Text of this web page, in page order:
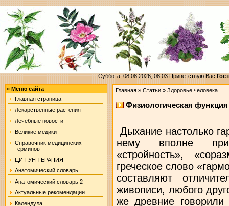
Суббота, 08.08.2026, 08:03Приветствую Вас
» Меню сайта
Главная страница
Лекарственные растения
Лечебные новости
Великие медики
Справочник медицинских
терминов
ЦИ-ГУН ТЕРАПИЯ
Анатомический словарь
Анатомический словарь 2
Актуальные рекомендации
Календула
Главная» Статьи» Здоровье человека
Физиологическая
Дыхание настолько
нему вполне
«стройность»,
греческое слово
составляют
живописи, любого
же древние